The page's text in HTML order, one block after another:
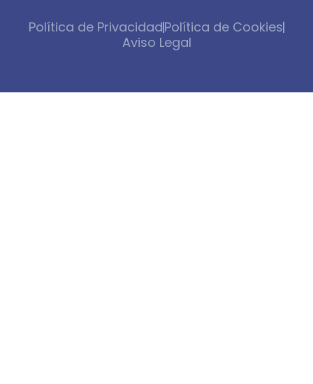
Política de PrivacidadPolítica de Cookies
Aviso Legal